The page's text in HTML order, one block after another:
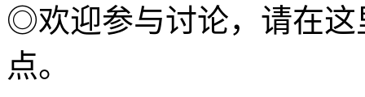
◎欢迎参与讨论，请在这
点。